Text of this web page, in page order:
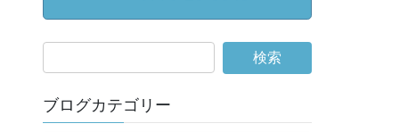
ブログカテゴリー